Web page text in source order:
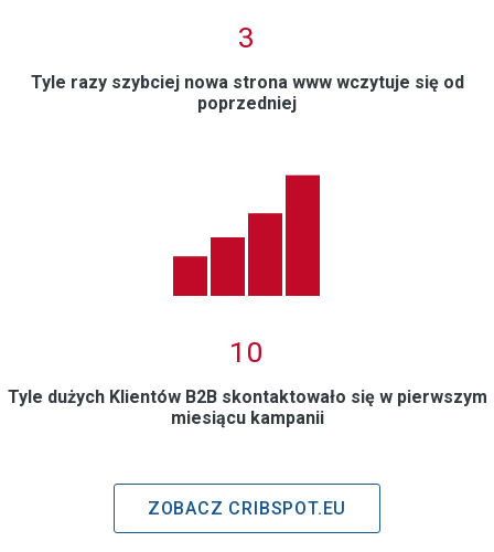
3
Tyle razy szybciej nowa strona www wczytuje się od
poprzedniej
10
Tyle dużych Klientów B2B skontaktowało się w pierwszym
miesiącu kampanii
ZOBACZ CRIBSPOT.EU